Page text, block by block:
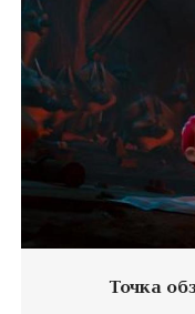
Точка